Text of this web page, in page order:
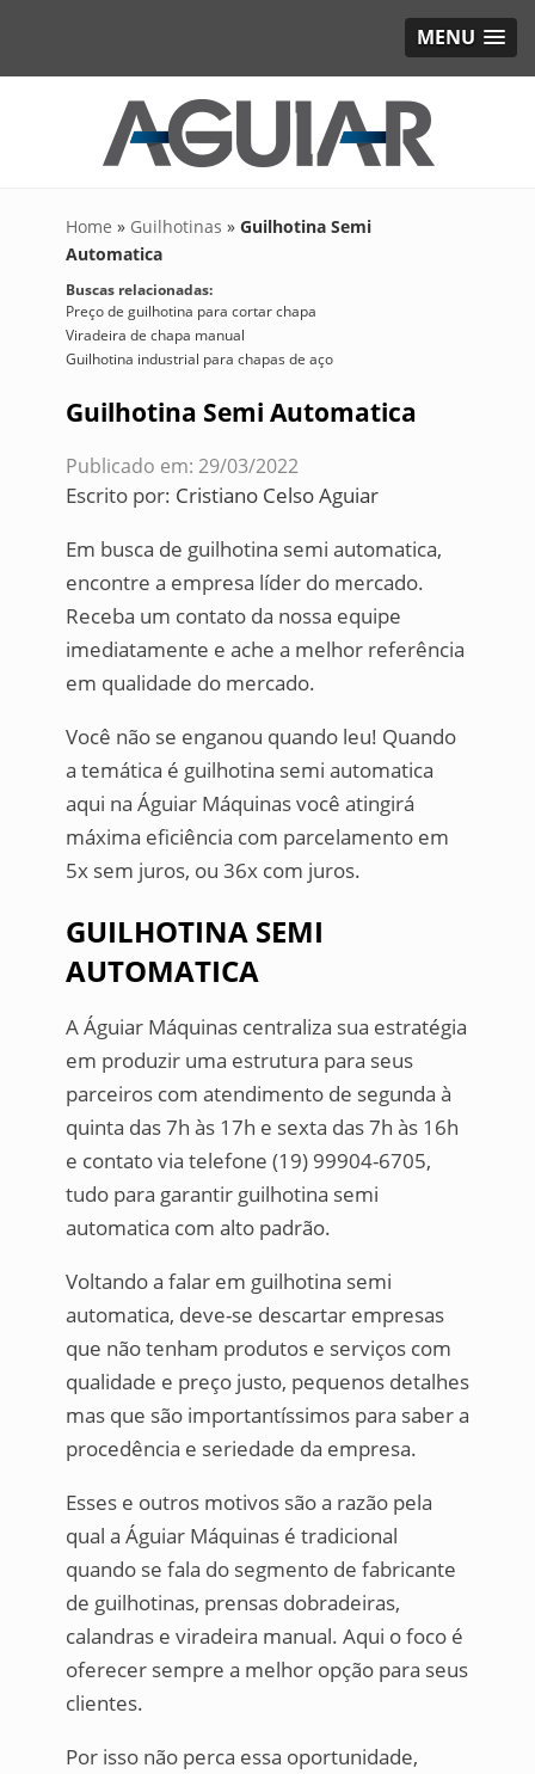
MENU
Home » Guilhotinas » Guilhotina Semi
Automatica
Buscas relacionadas:
Preço de guilhotina para cortar chapa
Viradeira de chapa manual
Guilhotina industrial para chapas de aço
Guilhotina Semi Automatica
Publicado em: 29/03/2022
Escrito por: Cristiano Celso Aguiar
Em busca de guilhotina semi automatica,
encontre a empresa líder do mercado.
Receba um contato da nossa equipe
imediatamente e ache a melhor referência
em qualidade do mercado.
Você não se enganou quando leu! Quando
a temática é guilhotina semi automatica
aqui na Águiar Máquinas você atingirá
máxima eficiência com parcelamento em
5x sem juros, ou 36x com juros.
GUILHOTINA SEMI
AUTOMATICA
A Águiar Máquinas centraliza sua estratégia
em produzir uma estrutura para seus
parceiros com atendimento de segunda à
quinta das 7h às 17h e sexta das 7h às 16h
e contato via telefone (19) 99904-6705,
tudo para garantir guilhotina semi
automatica com alto padrão.
Voltando a falar em guilhotina semi
automatica, deve-se descartar empresas
que não tenham produtos e serviços com
qualidade e preço justo, pequenos detalhes
mas que são importantíssimos para saber a
procedência e seriedade da empresa.
Esses e outros motivos são a razão pela
qual a Águiar Máquinas é tradicional
quando se fala do segmento de fabricante
de guilhotinas, prensas dobradeiras,
calandras e viradeira manual. Aqui o foco é
oferecer sempre a melhor opção para seus
clientes.
Por isso não perca essa oportunidade,